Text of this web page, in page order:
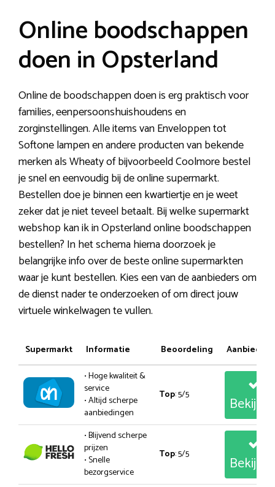
Online boodschappen
doen in Opsterland
Online de boodschappen doen is erg praktisch voor
families, eenpersoonshuishoudens en
zorginstellingen. Alle items van Enveloppen tot
Softone lampen en andere producten van bekende
merken als Wheaty of bijvoorbeeld Coolmore bestel
je snel en eenvoudig bij de online supermarkt.
Bestellen doe je binnen een kwartiertje en je weet
zeker dat je niet teveel betaalt. Bij welke supermarkt
webshop kan ik in Opsterland online boodschappen
bestellen? In het schema hierna doorzoek je
belangrijke info over de beste online supermarkten
waar je kunt bestellen. Kies een van de aanbieders om
de dienst nader te onderzoeken of om direct jouw
virtuele winkelwagen te vullen.
Supermarkt Informatie Beoordeling
• Hoge kwaliteit &
service
• Altijd scherpe
aanbiedingen
Top: 5/5
• Blijvend scherpe
prijzen
• Snelle
bezorgservice
Top: 5/5